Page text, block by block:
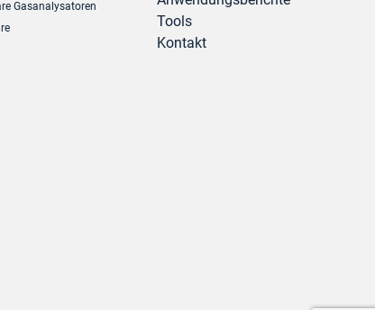
Gasanalysatoren
Tools
Kontakt